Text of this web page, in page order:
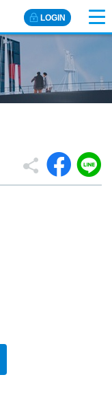
LOGIN